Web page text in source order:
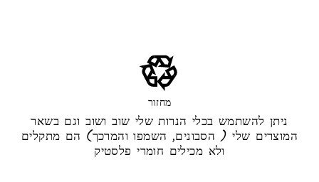
מחזור
ניתן להשתמש בכלי הנרות שלי שוב ושוב וגם בשאר
המוצרים שלי ( הסבונים, השמפו והמרכך) הם מתקלים
ולא מכילים חומרי פלסטיק